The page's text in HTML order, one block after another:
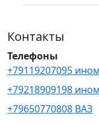
Контакты
Телефоны
+79119207095
+79218909198
+79650770808 ВАЗ